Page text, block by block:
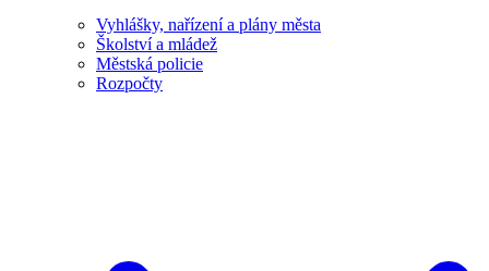
Vyhlášky, nařízení a plány města
Školství a mládež
Městská policie
Rozpočty